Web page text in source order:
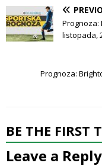
Prognoza:
listopada,
Prognoza:
BE THE FIRST
Leave a Reply